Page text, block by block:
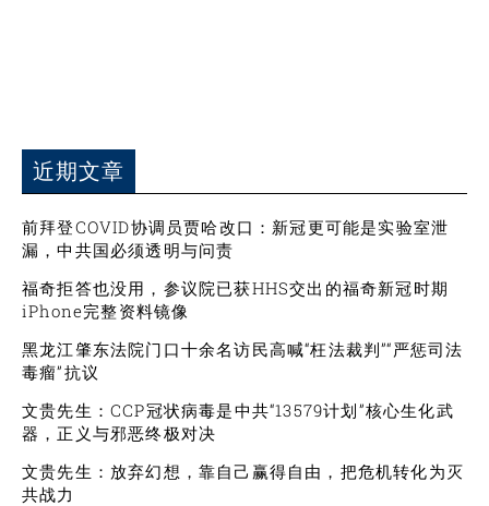
近期文章
前拜登COVID协调员贾哈改口：新冠更可能是实验室泄
漏，中共国必须透明与问责
福奇拒答也没用，参议院已获HHS交出的福奇新冠时期
iPhone完整资料镜像
黑龙江肇东法院门口十余名访民高喊“枉法裁判”“严惩司法
毒瘤”抗议
文贵先生：CCP冠状病毒是中共“13579计划”核心生化武
器，正义与邪恶终极对决
文贵先生：放弃幻想，靠自己赢得自由，把危机转化为灭
共战力